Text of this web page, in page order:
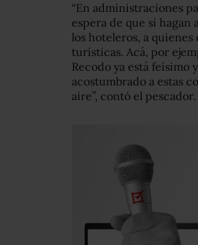
“En administraciones
espera de que sí hagan
los hoteleros, a quienes
turísticas. Acá, por
Recodo ya está feísimo
acostumbrado a estas
aire”, contó el pescador.